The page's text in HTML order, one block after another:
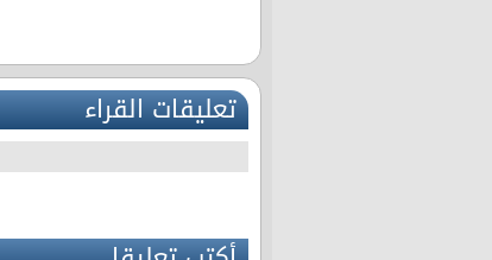
تعليقات القراء